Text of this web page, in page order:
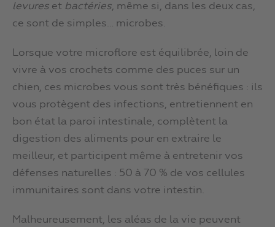
levures et bactéries, même si, dans les deux cas,
ce sont de simples… microbes.
Lorsque votre microflore est équilibrée, loin de
vivre à vos crochets comme des puces sur un
chien, ces microbes vous sont très bénéfiques : ils
vous protègent des infections, entretiennent en
bon état la paroi intestinale, complètent la
digestion des aliments pour en extraire le
meilleur, et participent même à entretenir vos
défenses naturelles : 50 à 70 % de vos cellules
immunitaires sont dans votre intestin.
Malheureusement, les aléas de la vie peuvent